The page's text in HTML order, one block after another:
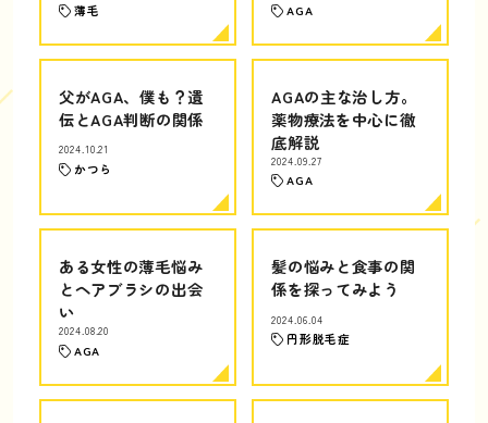
薄毛 AGA
父がAGA、僕も？遺
伝とAGA判断の関係
2024.10.21
かつら
AGAの主な治し方。
薬物療法を中心に徹
底解説
2024.09.27
AGA
ある女性の薄毛悩み
とヘアブラシの出会
い
2024.08.20
AGA
髪の悩みと食事の関
係を探ってみよう
2024.06.04
円形脱毛症